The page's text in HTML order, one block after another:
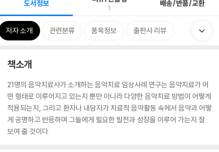
도서정보 1 배송/반품/교환
저자 소개 관련분류 품목정보 출판사 리뷰
책소개
21명의 음악치료사가 소개하는 음악치료 임상사례 연구는 음악치료가 어
떤 형태로 이루어지고 있는지 뿐만 아니라 다양한 음악치료 방법이 어떻게
적용되는지, 그리고 환자나 내담자가 치료적 음악활동 속에서 음악과 어떻
게 공명하고 반응하며 그들에게 필요한 발전과 성장을 이루어 가는지 잘
보여 줄 것이다.